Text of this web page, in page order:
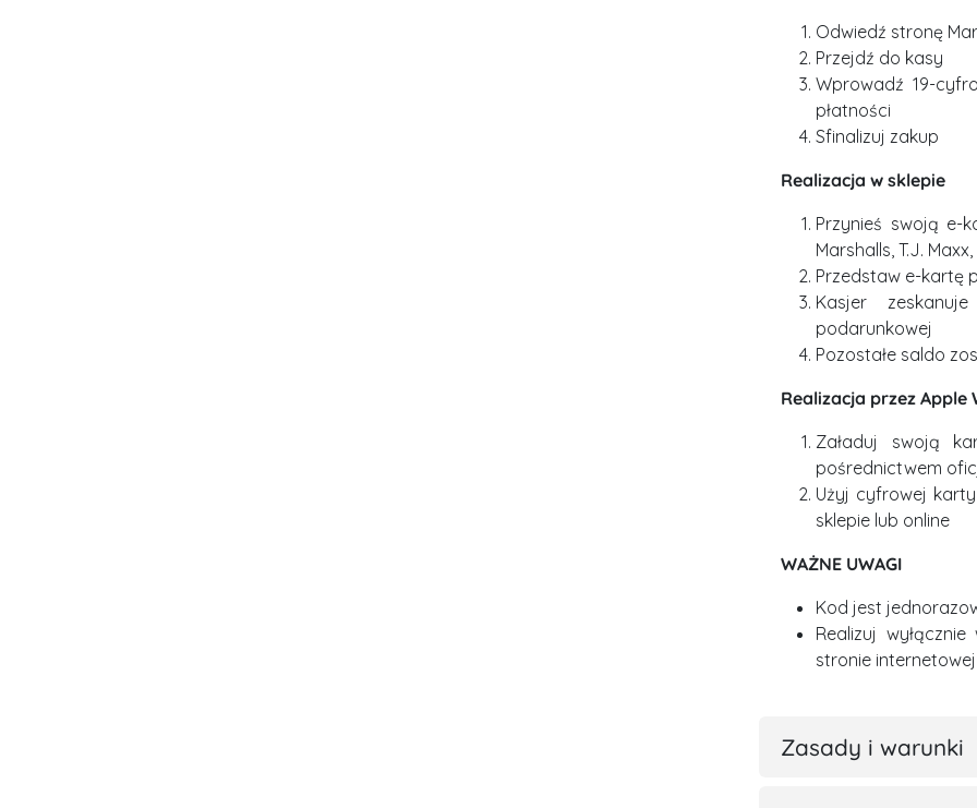
Odwiedź stronę
Przejdź do kasy
Wprowadź 19-
płatności
Sfinalizuj zakup
Realizacja w sklepie
Przynieś swoją e-
Marshalls, T.J.
Przedstaw e-kartę
Kasjer
podarunkowej
Pozostałe saldo
Realizacja przez Apple
Załaduj swoją
pośrednictwem
Użyj cyfrowej
sklepie lub online
WAŻNE UWAGI
Kod jest
Realizuj
stronie internetowej
Zasady i warunki